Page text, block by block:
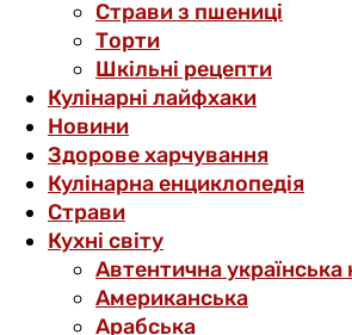
Страви з пшениці
Торти
Шкільні рецепти
Кулінарні лайфхаки
Новини
Здорове харчування
Кулінарна енциклопедія
Страви
Кухні світу
Автентична українська
Американська
Арабська